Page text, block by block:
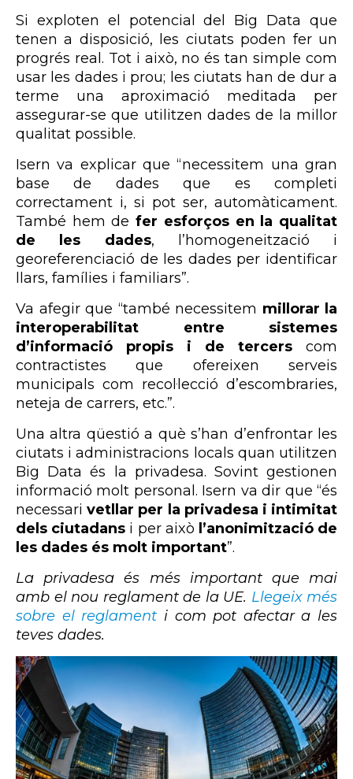
Si exploten el potencial del Big Data que
tenen a disposició, les ciutats poden fer un
progrés real. Tot i això, no és tan simple com
usar les dades i prou; les ciutats han de dur a
terme una aproximació meditada per
assegurar-se que utilitzen dades de la millor
qualitat possible.
Isern va explicar que “necessitem una gran
base de dades que es completi
correctament i, si pot ser, automàticament.
També hem defer esforços en la qualitat
de les dades, l’homogeneització i
georeferenciació de les dades per identificar
llars, famílies i familiars”.
Va afegir que “també necessitem millorar la
interoperabilitat entre sistemes
d’informació propis i de tercers com
contractistes que ofereixen serveis
municipals com recol·lecció d’escombraries,
neteja de carrers, etc.”.
Una altra qüestió a què s’han d’enfrontar les
ciutats i administracions locals quan utilitzen
Big Data és la privadesa. Sovint gestionen
informació molt personal. Isern va dir que “és
necessarivetllar per la privadesa i intimitat
dels ciutadans i per això l’anonimització de
les dades és molt important”.
La privadesa és més important que mai
amb el nou reglament de la UE. Llegeix més
sobre el reglament i com pot afectar a les
teves dades.